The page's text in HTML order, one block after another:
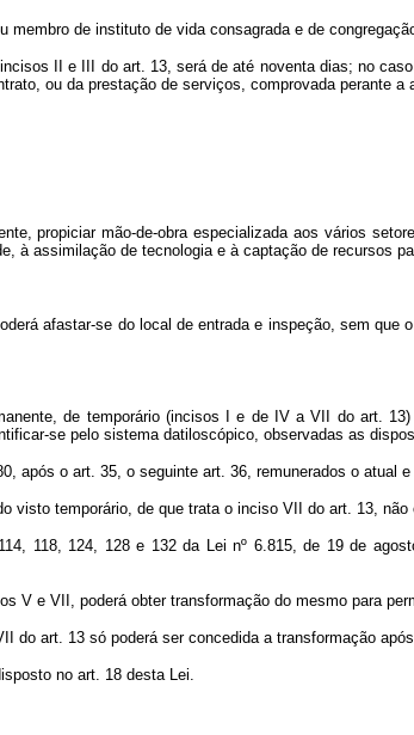
de instituto de vida consagrada e de
II e III do art. 13, será de até noventa dias; no
ou da prestação de serviços, comprovada perante
propiciar mão-de-obra especializada aos vários
à assimilação de tecnologia e à captação de recursos
afastar-se do local de entrada e inspeção, sem
de temporário (incisos I e de IV a VII do art.
se pelo sistema datiloscópico, observadas as
após o art. 35, o seguinte art. 36, remunerados o atual
visto temporário, de que trata o inciso VII do art. 13, não
118, 124, 128 e 132 da Lei nº 6.815, de 19 de
V e VII, poderá obter transformação do mesmo para
do art. 13 só poderá ser concedida a transformação
no art. 18 desta Lei.